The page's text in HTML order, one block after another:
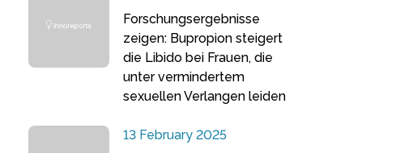
Forschungsergebnisse
zeigen: Bupropion steigert
die Libido bei Frauen, die
unter vermindertem
sexuellen Verlangen leiden
13 February 2025